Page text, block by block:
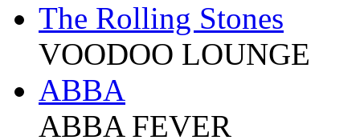
The Rolling Stones
VOODOO LOUNGE
ABBA
ABBA FEVER